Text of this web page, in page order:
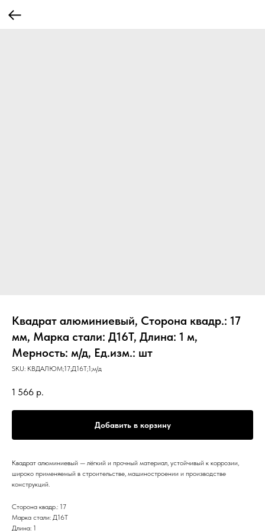
Квадрат алюминиевый, Сторона квадр.: 17
мм, Марка стали: Д16Т, Длина: 1 м,
Мерность: м/д, Ед.изм.: шт
SKU: КВДАЛЮМ;17;Д16Т;1;м/д
1 566 р.
Добавить в корзину
Квадрат алюминиевый — лёгкий и прочный материал, устойчивый к коррозии,
широко применяемый в строительстве, машиностроении и производстве
конструкций.
Сторона квадр.: 17
Марка стали: Д16Т
Длина: 1